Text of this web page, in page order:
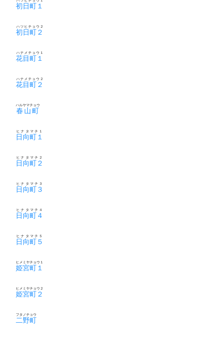
初日町１
初日町２
ハツヒチョウ２
花目町１
ハナメチョウ１
花目町２
ハナメチョウ２
春山町
ハルヤマチョウ
日向町１
ヒナタマチ１
日向町２
ヒナタマチ２
日向町３
ヒナタマチ３
日向町４
ヒナタマチ４
日向町５
ヒナタマチ５
姫宮町１
ヒメミヤチョウ１
姫宮町２
ヒメミヤチョウ２
二野町
フタノチョウ